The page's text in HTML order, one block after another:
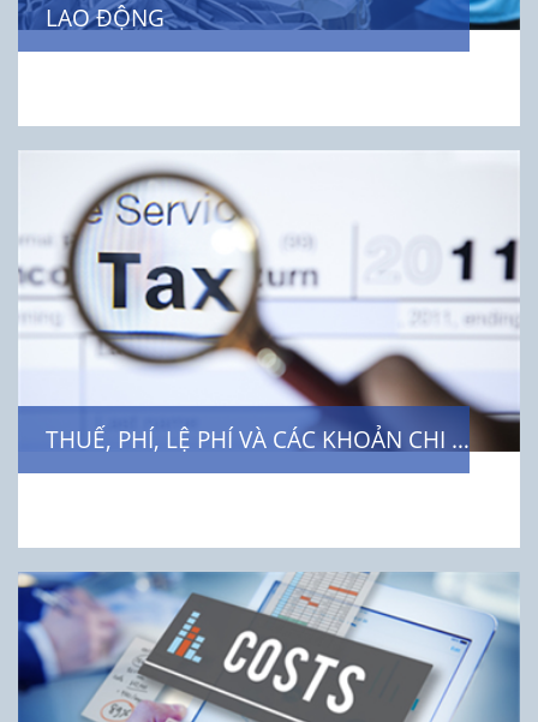
LAO ĐỘNG
THUẾ, PHÍ, LỆ PHÍ VÀ CÁC KHOẢN CHI KHÁC